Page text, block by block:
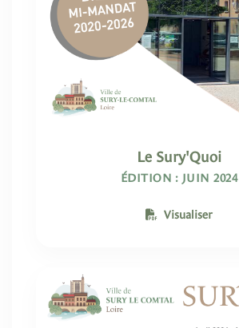
Le Sury'Quoi
ÉDITION : JUIN 2024
Visualiser